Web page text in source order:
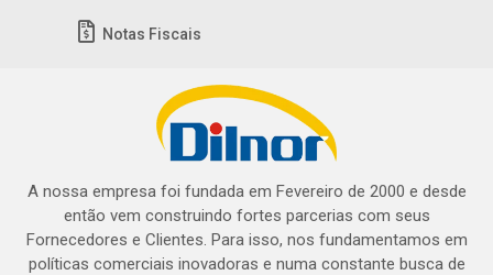
Notas Fiscais
A nossa empresa foi fundada em Fevereiro de 2000 e desde
então vem construindo fortes parcerias com seus
Fornecedores e Clientes. Para isso, nos fundamentamos em
políticas comerciais inovadoras e numa constante busca de